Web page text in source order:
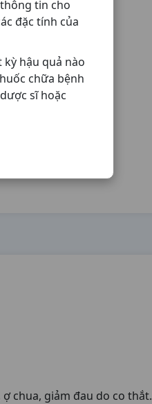
tin cho
đặc tính của
hậu quả nào
chữa bệnh
sĩ hoặc
chua, giảm đau do co thắt.